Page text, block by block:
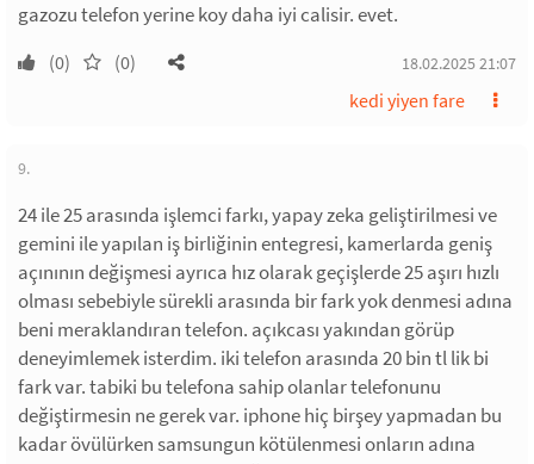
gazozu telefon yerine koy daha iyi calisir. evet.
(0) (0) 18.02.2025 21:07
kedi yiyen fare
9.
24 ile 25 arasında işlemci farkı, yapay zeka geliştirilmesi ve
gemini ile yapılan iş birliğinin entegresi, kamerlarda geniş
açınının değişmesi ayrıca hız olarak geçişlerde 25 aşırı hızlı
olması sebebiyle sürekli arasında bir fark yok denmesi adına
beni meraklandıran telefon. açıkcası yakından görüp
deneyimlemek isterdim. iki telefon arasında 20 bin tl lik bi
fark var. tabiki bu telefona sahip olanlar telefonunu
değiştirmesin ne gerek var. iphone hiç birşey yapmadan bu
kadar övülürken samsungun kötülenmesi onların adına